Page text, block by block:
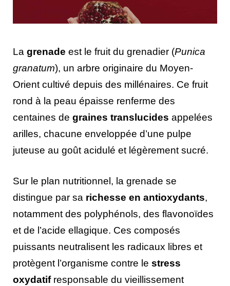
La grenade est le fruit du grenadier (Punica
granatum), un arbre originaire du Moyen-
Orient cultivé depuis des millénaires. Ce fruit
rond à la peau épaisse renferme des
centaines de graines translucides appelées
arilles, chacune enveloppée d’une pulpe
juteuse au goût acidulé et légèrement sucré.
Sur le plan nutritionnel, la grenade se
distingue par sa richesse en antioxydants,
notamment des polyphénols, des flavonoïdes
et de l’acide ellagique. Ces composés
puissants neutralisent les radicaux libres et
protègent l’organisme contre le stress
oxydatifresponsable du vieillissement